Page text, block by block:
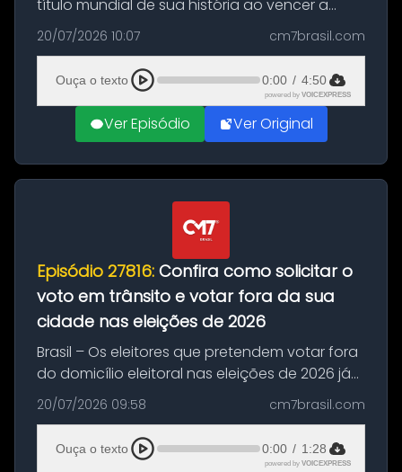
título mundial de sua história ao vencer a
Argentina por 1 a 0, neste domingo (19), na
decisão da Copa do Mundo de 2026. Depois
de um duelo sem gols durante o te...
20/07/2026 10:07 cm7brasil.com
Ouça o texto 0:00 / 4:50
powered by VOICEXPRESS
Ver Episódio Ver Original
Episódio 27816: Confira como solicitar o
voto em trânsito e votar fora da sua
cidade nas eleições de 2026
Brasil – Os eleitores que pretendem votar fora
do domicílio eleitoral nas eleições de 2026 já
podem solicitar o voto em trânsito a partir
desta segunda-feira (20). O pedido pode ser
feito até 20 de ag...
20/07/2026 09:58 cm7brasil.com
Ouça o texto 0:00 / 1:28
powered by VOICEXPRESS